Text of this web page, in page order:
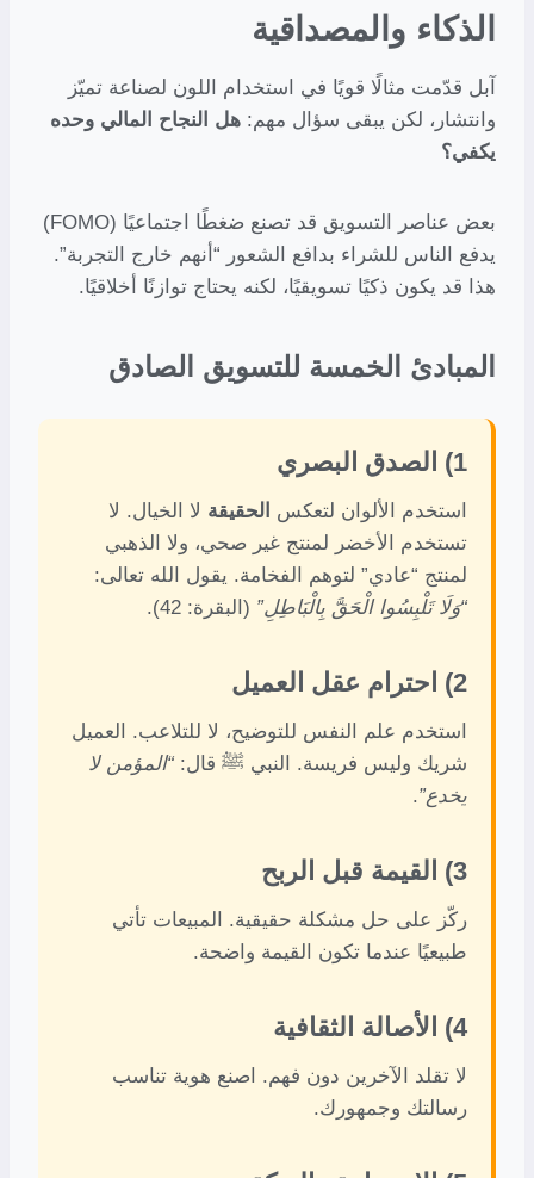
الذكاء والمصداقية
آبل قدّمت مثالًا قويًا في استخدام اللون لصناعة تميّز
وانتشار، لكن يبقى سؤال مهم: هل النجاح المالي وحده
يكفي؟
بعض عناصر التسويق قد تصنع ضغطًا اجتماعيًا (FOMO)
يدفع الناس للشراء بدافع الشعور “أنهم خارج التجربة”.
هذا قد يكون ذكيًا تسويقيًا، لكنه يحتاج توازنًا أخلاقيًا.
المبادئ الخمسة للتسويق الصادق
1) الصدق البصري
استخدم الألوان لتعكس الحقيقة لا الخيال. لا
تستخدم الأخضر لمنتج غير صحي، ولا الذهبي
لمنتج “عادي” لتوهم الفخامة. يقول الله تعالى:
“وَلَا تَلْبِسُوا الْحَقَّ بِالْبَاطِلِ” (البقرة: 42).
2) احترام عقل العميل
استخدم علم النفس للتوضيح، لا للتلاعب. العميل
شريك وليس فريسة. النبي ﷺ قال: “المؤمن لا
يخدع”.
3) القيمة قبل الربح
ركّز على حل مشكلة حقيقية. المبيعات تأتي
طبيعيًا عندما تكون القيمة واضحة.
4) الأصالة الثقافية
لا تقلد الآخرين دون فهم. اصنع هوية تناسب
رسالتك وجمهورك.